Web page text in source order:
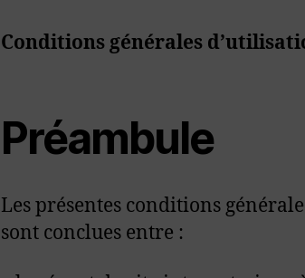
Conditions générales
Préambule
Les présentes conditions
sont conclues entre :